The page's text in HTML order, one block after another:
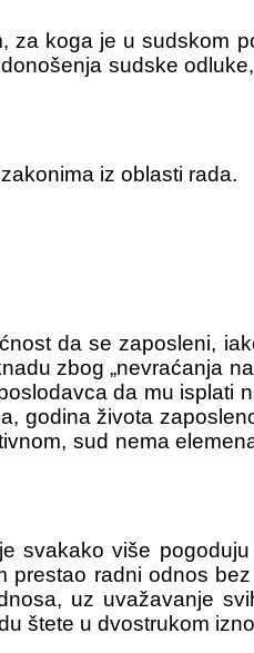
koga je u sudskom
sudske
iz oblasti rada.
da se zaposleni,
zbog „nevraćanja
da mu
godina života
sud nema
svakako više
radni odnos
uz uvažavanje
štete u dvostrukom